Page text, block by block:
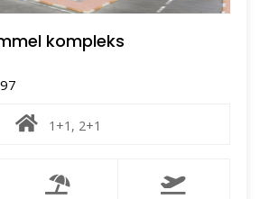
kompleks
1+1, 2+1